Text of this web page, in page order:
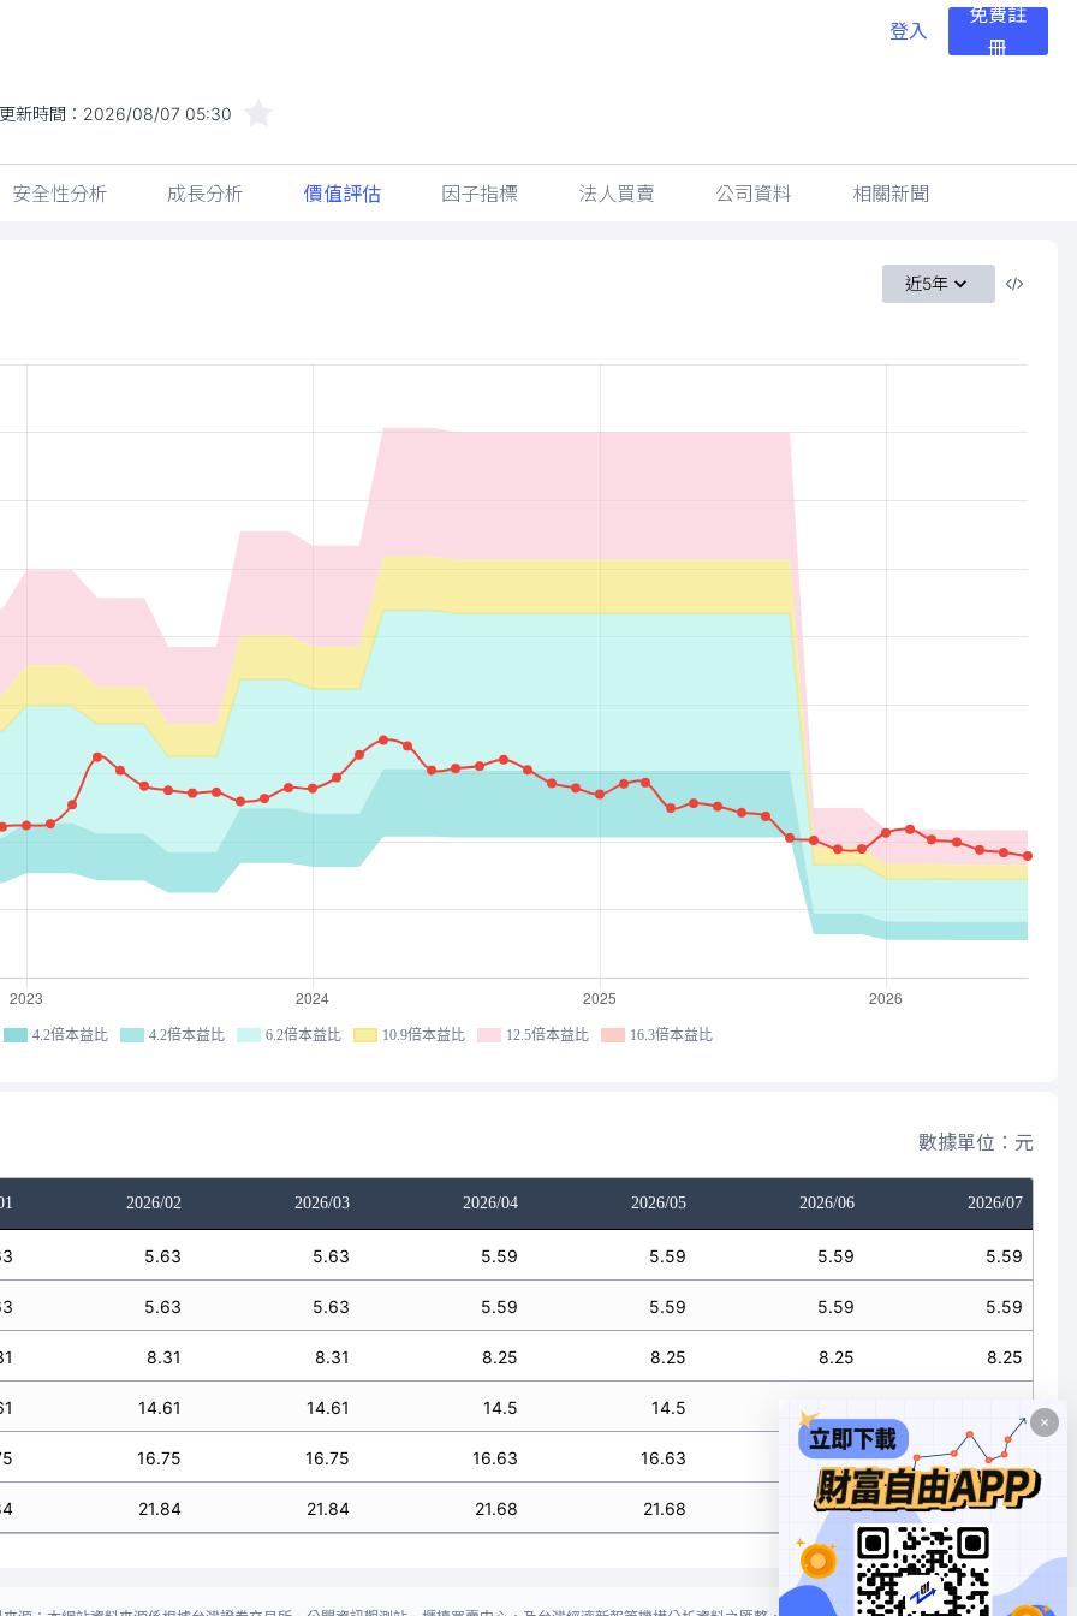
登入
免費註
冊
新時間： 2026/08/07 05:30
安全性分析 成長分析 價值評估 因子指標 法人買賣 公司資料 相關新聞
近5年
4.2倍本益比 4.2倍本益比 6.2倍本益比 10.9倍本益比 12.5倍本益比 16.3倍本益比
數據單位：元
2026/02 2026/03 2026/04 2026/05 2026/06 2026/07
5.63 5.63 5.59 5.59 5.59 5.59
5.63 5.63 5.59 5.59 5.59 5.59
8.31 8.31 8.25 8.25 8.25 8.25
14.61 14.61 14.5 14.5 14.5
16.75 16.75 16.63 16.63 16.63 16.63
21.84 21.84 21.68 21.68 21.68 21.68